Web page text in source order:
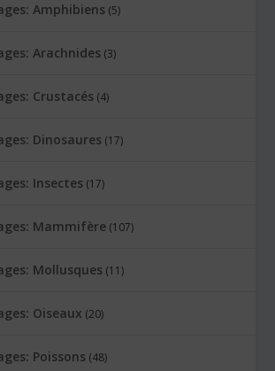
Amphibiens (5)
Arachnides (3)
Crustacés (4)
Dinosaures (17)
Insectes (17)
Mammifère (107)
Mollusques (11)
Oiseaux (20)
Poissons (48)